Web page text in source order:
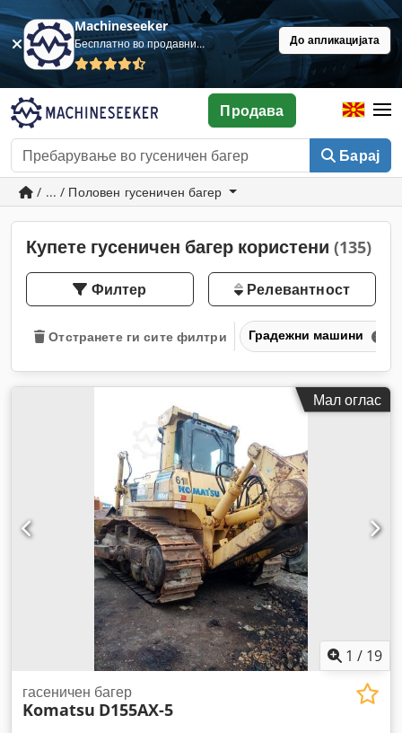
Machineseeker
Бесплатно во продавница До апликацијата
Барај
Продава
/ ... / Половен гусеничен багер
Купете гусеничен багер користени (135)
Филтер Релевантност
Отстранете ги сите филтри Градежни машини
Мал оглас
1 / 19
гасеничен багер
Komatsu D155AX-5